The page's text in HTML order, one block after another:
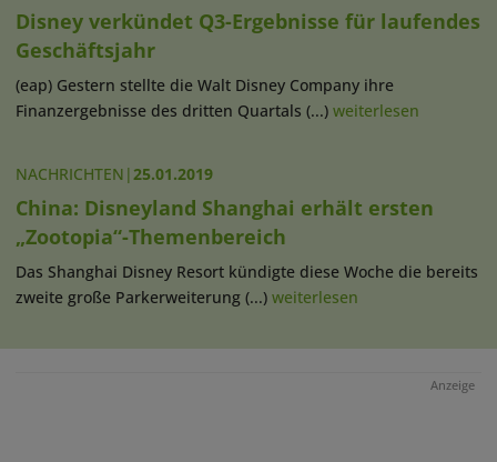
Disney verkündet Q3-Ergebnisse für laufendes
Geschäftsjahr
(eap) Gestern stellte die Walt Disney Company ihre
Finanzergebnisse des dritten Quartals (...) weiterlesen
NACHRICHTEN |25.01.2019
China: Disneyland Shanghai erhält ersten
„Zootopia“-Themenbereich
Das Shanghai Disney Resort kündigte diese Woche die bereits
zweite große Parkerweiterung (...) weiterlesen
Anzeige